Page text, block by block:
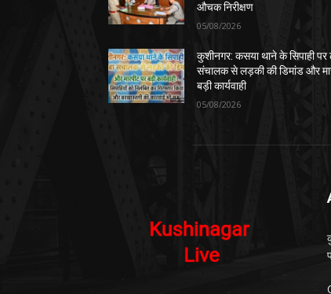
औचक निरीक्षण
05/08/2026
कुशीनगर: कसया थाने के सिपाही पर
संचालक से लड़की की डिमांड और
बड़ी कार्यवाही
05/08/2026